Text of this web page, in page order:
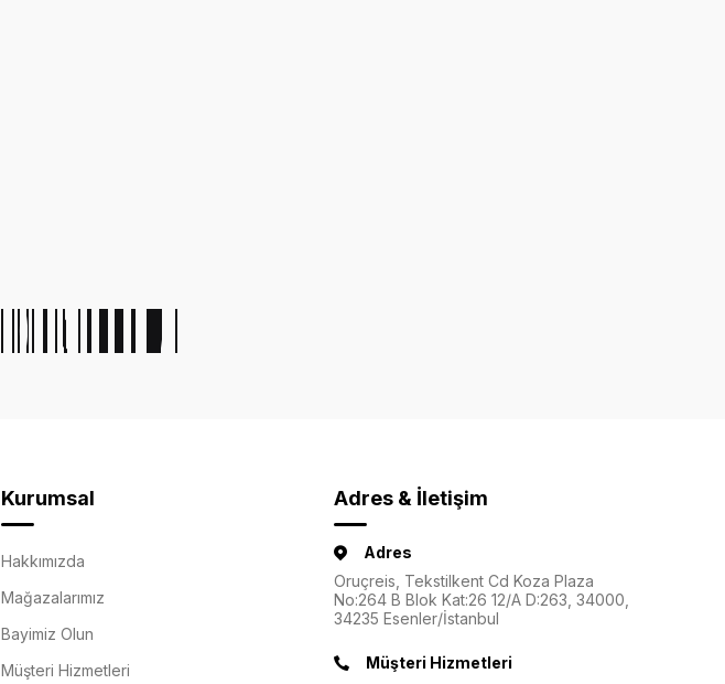
Kurumsal
Hakkımızda
Mağazalarımız
Bayimiz Olun
Müşteri Hizmetleri
Adres & İletişim
Adres
Oruçreis, Tekstilkent Cd Koza Plaza
No:264 B Blok Kat:26 12/A D:263, 34000,
34235 Esenler/İstanbul
Müşteri Hizmetleri